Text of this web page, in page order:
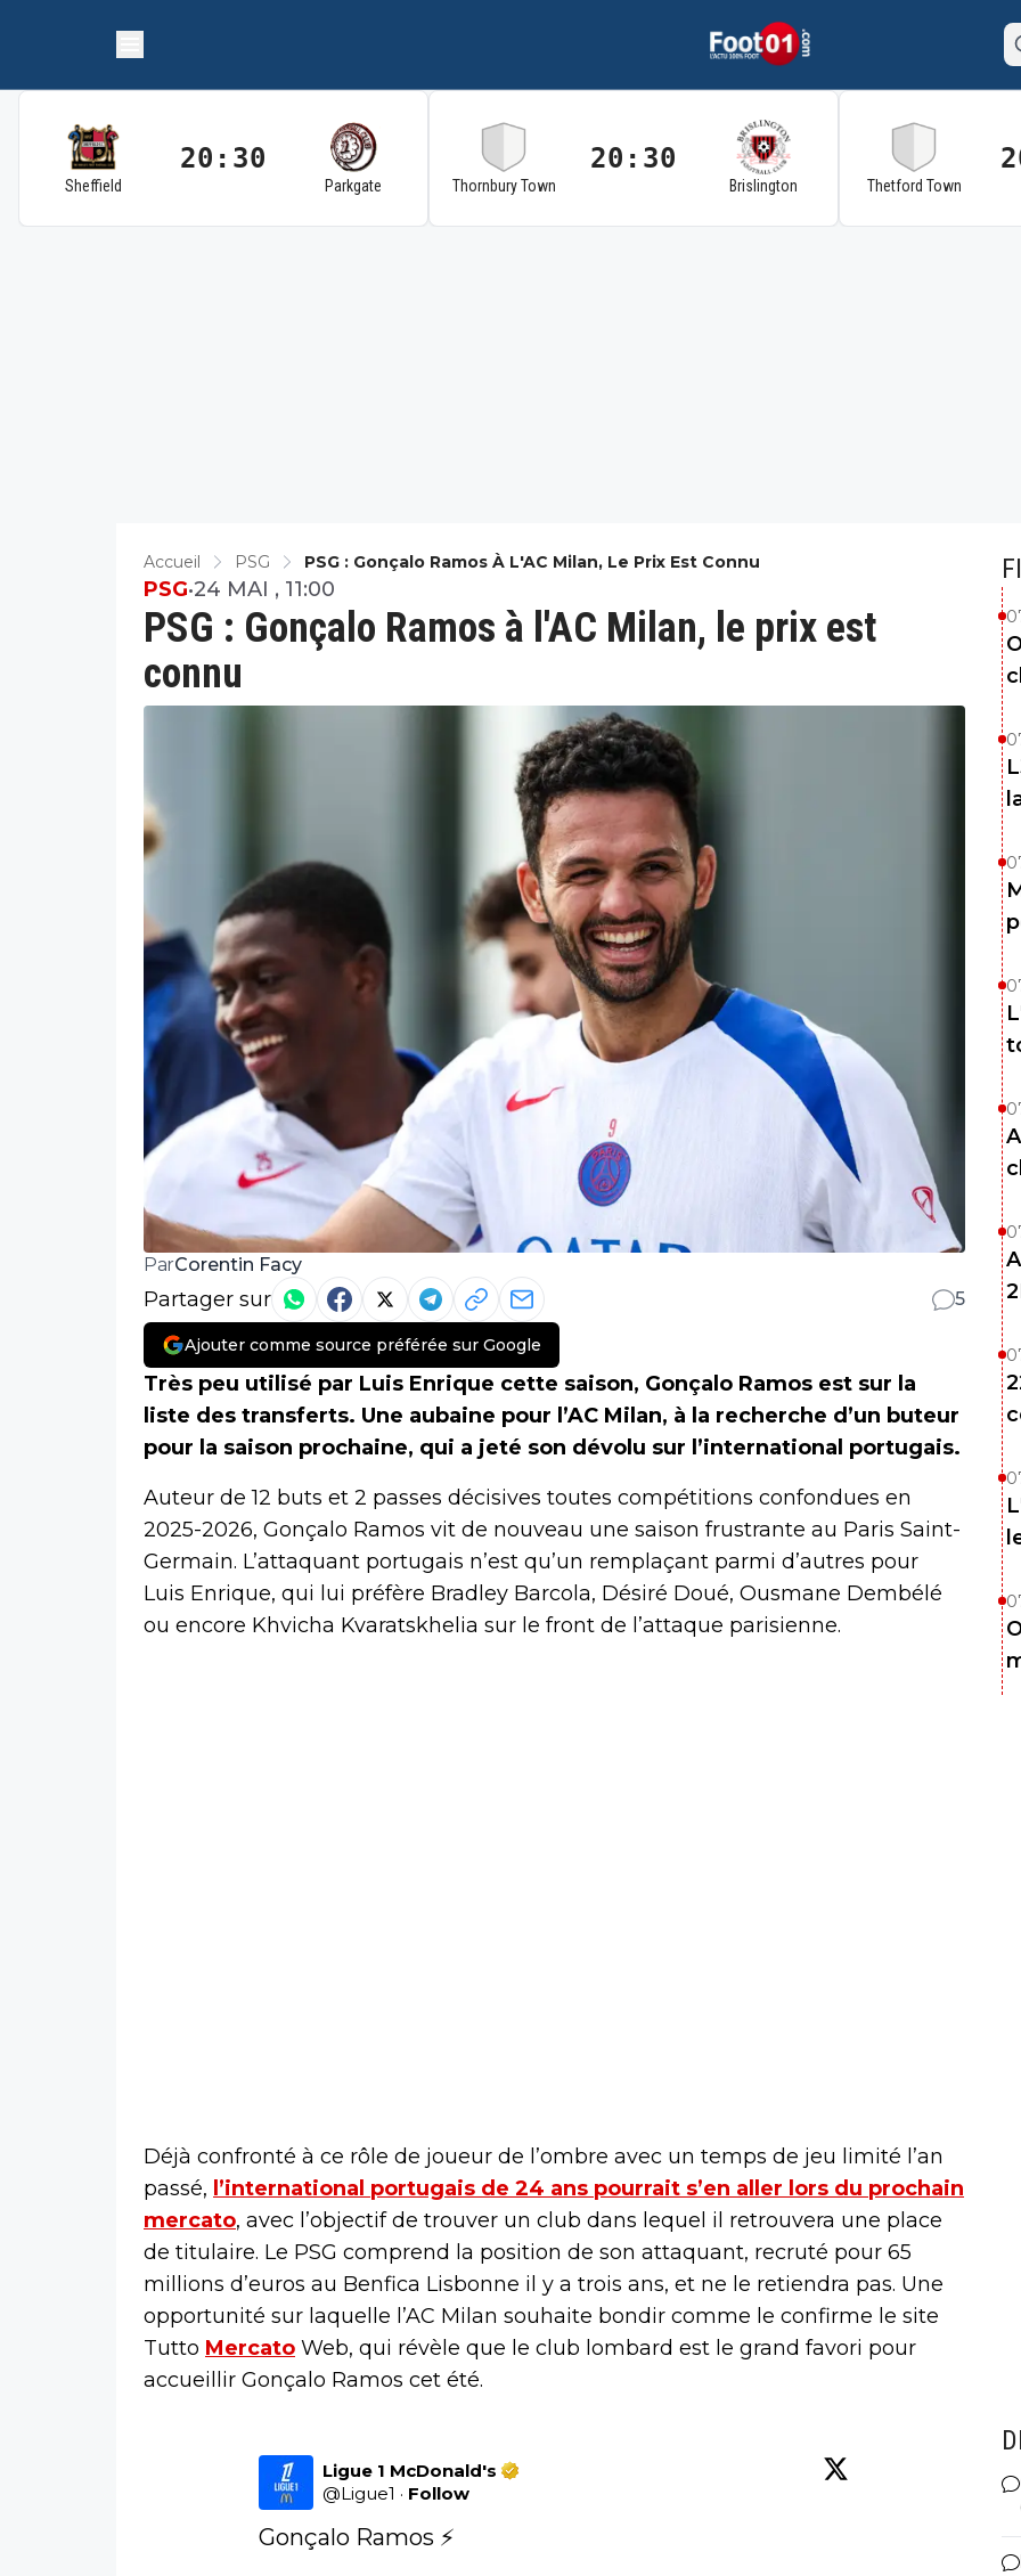
Sheffield
20:30
Parkgate Thornbury Town
20:30
Brislington Thetford Town
Accueil PSG PSG : Gonçalo Ramos À L'AC Milan, Le Prix Est Connu
PSG : Gonçalo Ramos à l'AC Milan, le prix est
connu
PSG•24 MAI , 11:00
ParCorentin Facy
Partager sur 5
Ajouter comme source préférée sur Google
Très peu utilisé par Luis Enrique cette saison, Gonçalo Ramos est sur la
liste des transferts. Une aubaine pour l’AC Milan, à la recherche d’un buteur
pour la saison prochaine, qui a jeté son dévolu sur l’international portugais.
Auteur de 12 buts et 2 passes décisives toutes compétitions confondues en
2025-2026, Gonçalo Ramos vit de nouveau une saison frustrante au Paris Saint-
Germain. L’attaquant portugais n’est qu’un remplaçant parmi d’autres pour
Luis Enrique, qui lui préfère Bradley Barcola, Désiré Doué, Ousmane Dembélé
ou encore Khvicha Kvaratskhelia sur le front de l’attaque parisienne.
Déjà confronté à ce rôle de joueur de l’ombre avec un temps de jeu limité l’an
passé, l’international portugais de 24 ans pourrait s’en aller lors du prochain
mercato, avec l’objectif de trouver un club dans lequel il retrouvera une place
de titulaire. Le PSG comprend la position de son attaquant, recruté pour 65
millions d’euros au Benfica Lisbonne il y a trois ans, et ne le retiendra pas. Une
opportunité sur laquelle l’AC Milan souhaite bondir comme le confirme le site
Tutto Mercato Web, qui révèle que le club lombard est le grand favori pour
accueillir Gonçalo Ramos cet été.
Ligue 1 McDonald's
@Ligue1 · Follow
Gonçalo Ramos ⚡️